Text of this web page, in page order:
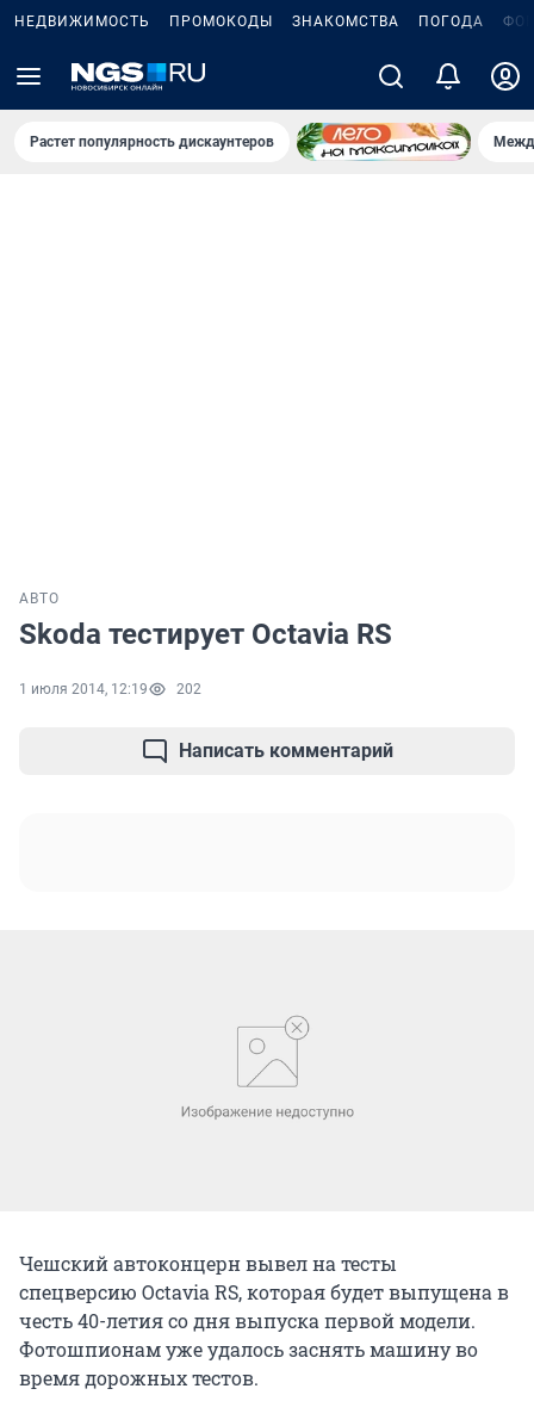
НЕДВИЖИМОСТЬ ПРОМОКОДЫ ЗНАКОМСТВА ПОГОДА
Растет популярность дискаунтеров
АВТО
Skoda тестирует Octavia RS
1 июля 2014, 12:19 202
Написать комментарий
Чешский автоконцерн вывел на тесты
спецверсию Octavia RS, которая будет выпущена в
честь 40-летия со дня выпуска первой модели.
Фотошпионам уже удалось заснять машину во
время дорожных тестов.